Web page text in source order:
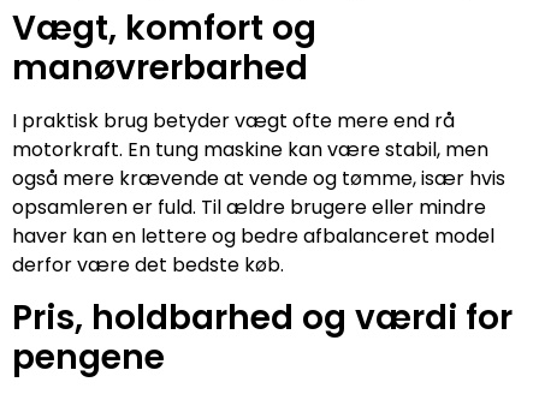
Vægt, komfort og
manøvrerbarhed
I praktisk brug betyder vægt ofte mere end rå
motorkraft. En tung maskine kan være stabil, men
også mere krævende at vende og tømme, især hvis
opsamleren er fuld. Til ældre brugere eller mindre
haver kan en lettere og bedre afbalanceret model
derfor være det bedste køb.
Pris, holdbarhed og værdi for
pengene